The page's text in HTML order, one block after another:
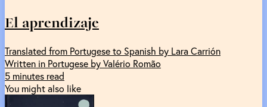
El aprendizaje
Translated from Portugese to Spanish by Lara Carrión
Written in Portugese by Valério Romão
5 minutes read
You might also like